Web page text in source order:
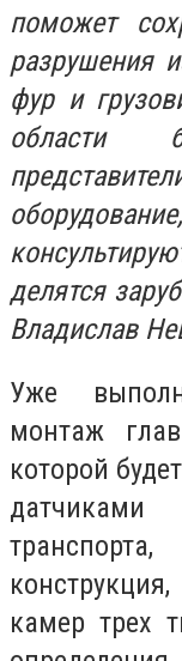
поможет
разрушения
фур и
области
делятся
Владислав
Уже
монтаж
которой
камер трех